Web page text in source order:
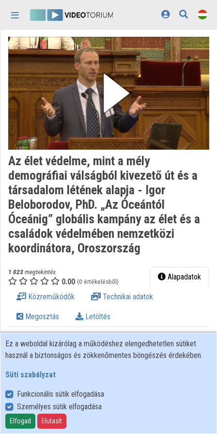
Kezdőlap
Bejelentkezés
Felfedezés
Kategóriák
Lejátszási listák
Intézmények
Közreműködők
Megjelenés:világos
Az élet védelme, mint a mély
demográfiai válságból kivezető út és a
társadalom létének alapja - Igor
Beloborodov, PhD. „Az Óceántól
Óceánig” globális kampány az élet és a
családok védelmében nemzetközi
koordinátora, Oroszország
1 023megtekintés
0.00 (0 értékelésből) Alapadatok
Közreműködők Technikai adatok
Megosztás Letöltés
Tulajdonos:Örökkép Kategóriák:Egészség
tudományok,Orvostudomány,
Humán orvostudomány,
Lejátszási listák:Az élet:
ajándék
A plenáris ülés előadásai
Az élet: ajándék Nemzetközi konferencia életvédelemről,
magzatvédelemről Helyszín: Parlament Felsőházi terem Dátum:
Ez a weboldal kizárólag a működéshez elengedhetetlen sütiket
használ a biztonságos és zökkenőmentes böngészés érdekében.
Süti szabályzat
Funkcionális sütik elfogadása
Személyes sütik elfogadása
Elfogad Elutasít